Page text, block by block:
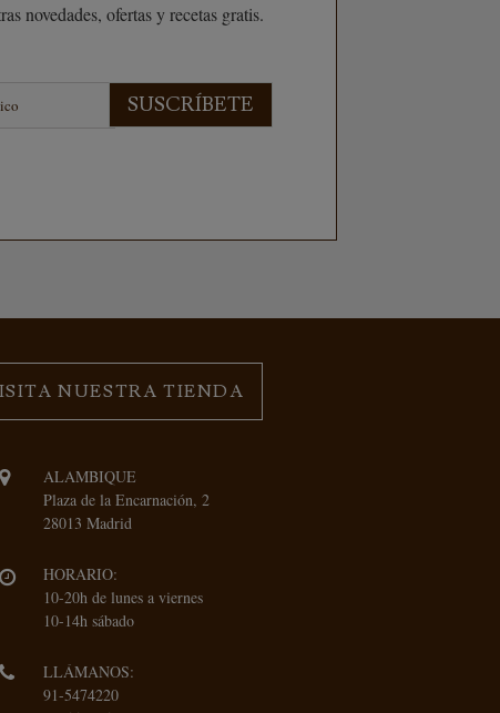
novedades, ofertas y recetas gratis.
SUSCRÍBETE
NUESTRA TIENDA
ALAMBIQUE
Plaza de la Encarnación, 2
28013 Madrid
HORARIO:
10-20h de lunes a viernes
10-14h sábado
LLÁMANOS:
91-5474220